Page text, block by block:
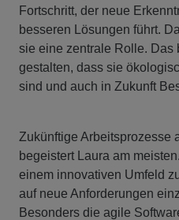
Fortschritt, der neue
besseren Lösungen führt.
sie eine zentrale Rolle. Das
gestalten, dass sie
sind und auch in Zukunft
Zukünftige Arbeitsprozesse
begeistert Laura am
einem innovativen Umfeld
auf neue Anforderungen
Besonders die agile